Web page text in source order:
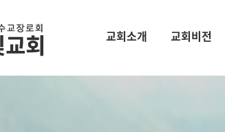
교회소개 교회비전